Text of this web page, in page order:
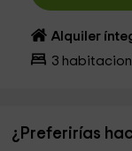
Alquiler
3
¿Preferirías